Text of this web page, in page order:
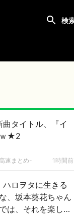
曲タイトル、『イ
ｗ★2
速まとめ- 1時間前
ハロヲタに生きる
、坂本葵花ちゃん
は、それを楽しみ